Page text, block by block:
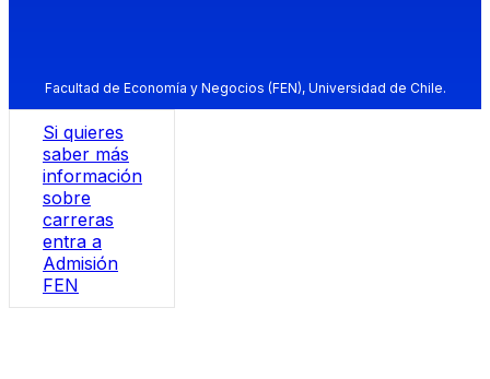
Facultad de Economía y Negocios (FEN), Universidad de Chile.
Si quieres
saber más
información
sobre
carreras
entra a
Admisión
FEN